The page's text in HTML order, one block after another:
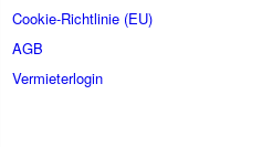
Cookie-Richtlinie (EU)
AGB
Vermieterlogin